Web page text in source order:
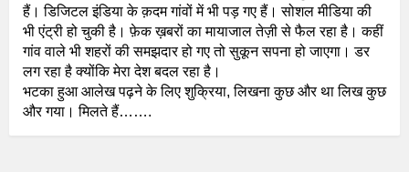
हैं। डिजिटल इंडिया के क़दम गांवों में भी पड़ गए हैं। सोशल मीडिया की
भी एंट्री हो चुकी है। फ़ेक ख़बरों का मायाजाल तेज़ी से फैल रहा है। कहीं
गांव वाले भी शहरों की समझदार हो गए तो सुकून सपना हो जाएगा। डर
लग रहा है क्योंकि मेरा देश बदल रहा है।
भटका हुआ आलेख पढ़ने के लिए शुक्रिया, लिखना कुछ और था लिख कुछ
और गया। मिलते हैं…….